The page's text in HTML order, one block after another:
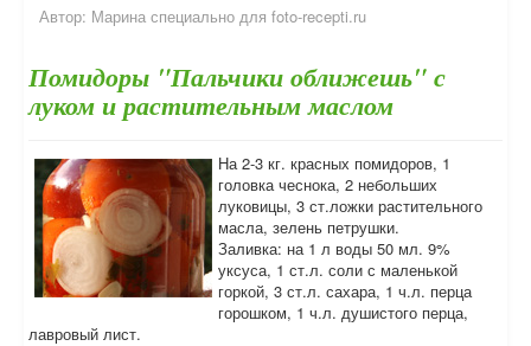
Автор: Марина специально для foto-recepti.ru
Помидоры "Пальчики оближешь" с
луком и растительным маслом
На 2-3 кг. красных помидоров, 1
головка чеснока, 2 небольших
луковицы, 3 ст.ложки растительного
масла, зелень петрушки.
Заливка: на 1 л воды 50 мл. 9%
уксуса, 1 ст.л. соли с маленькой
горкой, 3 ст.л. сахара, 1 ч.л. перца
горошком, 1 ч.л. душистого перца,
лавровый лист.